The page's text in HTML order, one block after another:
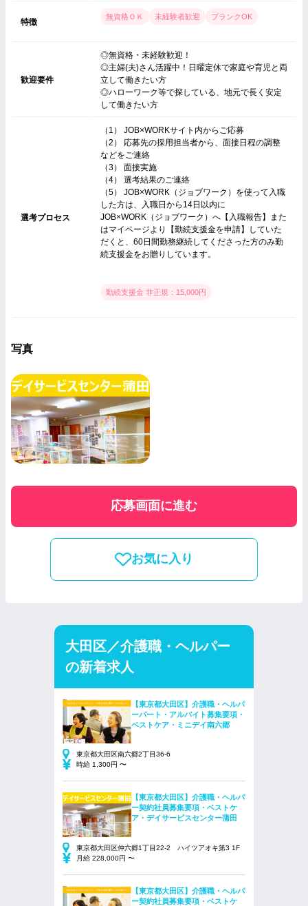
特徴
無資格ＯＫ 未経験者歓迎 ブランクOK
歓迎要件
◎無資格・未経験歓迎！
◎主婦(夫)さん活躍中！日曜定休で家庭や育児と両
立して働きたい方
◎ハローワーク等で探している、地元で長く安定
して働きたい方
選考プロセス
（1） JOB×WORKサイト内からご応募
（2） 応募先の採用担当者から、面接日程の調整
などをご連絡
（3） 面接実施
（4） 選考結果のご連絡
（5） JOB×WORK（ジョブワーク）を使って入職
した方は、入職日から14日以内に
JOB×WORK（ジョブワーク）へ【入職報告】また
はマイページより【勤続支援金を申請】していた
だくと、60日間勤務継続してくださった方のみ勤
続支援金をお贈りしています。
勤続支援金 非正規：15,000円
写真
応募画面に進む
お気に入り
大田区／介護職・ヘルパー
の新着求人
【東京都大田区】介護職・ヘルパ
ーパート・アルバイト募集要項・
ベストケア・ミニデイ南六郷
東京都大田区南六郷2丁目36-6
時給 1,300円 〜
【東京都大田区】介護職・ヘルパ
ー契約社員募集要項・ベストケ
ア・デイサービスセンター蒲田
東京都大田区仲六郷1丁目22-2 ハイツアオキ第3 1F
月給 228,000円 〜
【東京都大田区】介護職・ヘルパ
ー契約社員募集要項・ベストケ